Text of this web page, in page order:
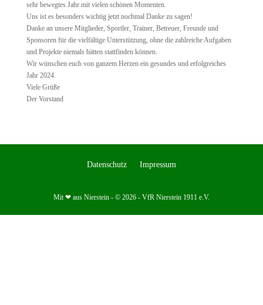
sehr bewegtes Jahr mit vielen schönen Momenten.
Uns ist es besonders wichtig jetzt nochmal Danke zu sagen!
Danke an unsere Mitglieder, Sportler, Trainer, Betreuer, Freunde und
Sponsoren für die vielfältige Unterstützung, ohne die zahlreiche Aufgaben
und Projekte niemals hätten stattfinden können.
Wir wünschen euch von ganzem Herzen ein gesundes und erfolgreiches
Jahr 2024.
Viele Grüße
Der Vorstand
Datenschutz Impressum
Mit ❤ aus Nierstein - © 2026 - VfR Nierstein 1911 e.V.